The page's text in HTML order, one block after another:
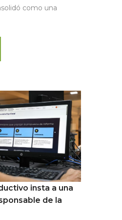
como una
insta a una
de la